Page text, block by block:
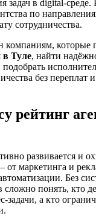
задач в digital-среде.
по
сотрудничества.
компаниям, которые
в Туле, найти
без
рейтинг
развивается и
от маркетинга и
Без
сложно понять, кто
задачи, а кто